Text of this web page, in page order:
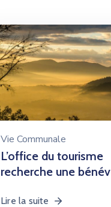
Vie Communale
L’office du tourisme
recherche une
Lire la suite